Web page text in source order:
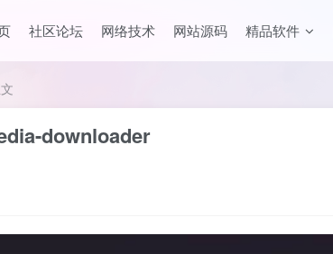
社区论坛 网络技术 网站源码 精品软件
downloader